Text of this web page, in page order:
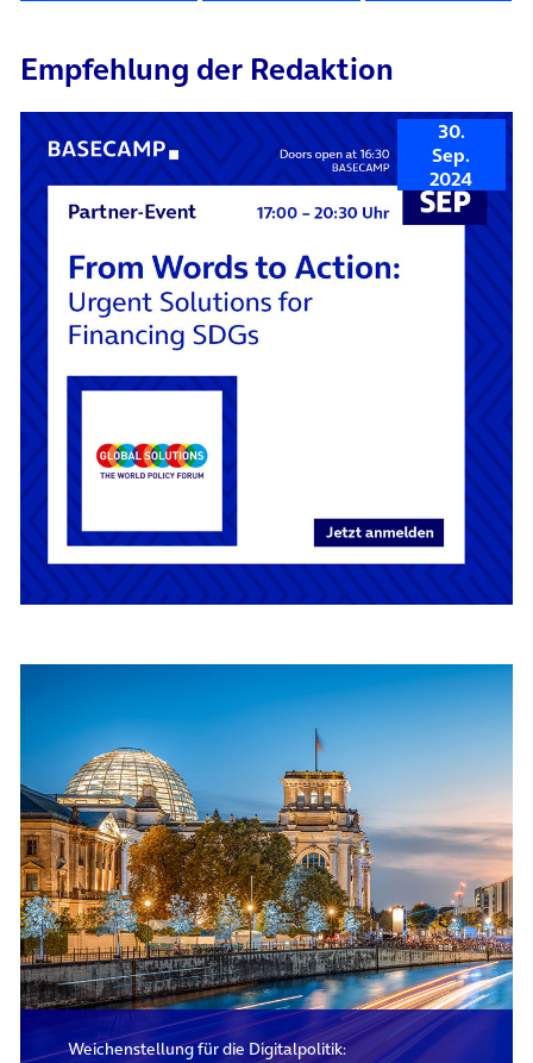
Empfehlung der Redaktion
30.
Sep.
2024
Weichenstellung für die Digitalpolitik: